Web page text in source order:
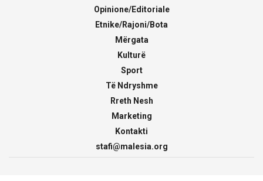
Opinione/Editoriale
Etnike/Rajoni/Bota
Mërgata
Kulturë
Sport
Të Ndryshme
Rreth Nesh
Marketing
Kontakti
stafi@malesia.org